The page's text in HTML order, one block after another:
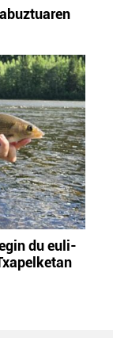
du euli-